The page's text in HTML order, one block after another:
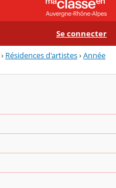
Se connecter
› Résidences d'artistes›Année